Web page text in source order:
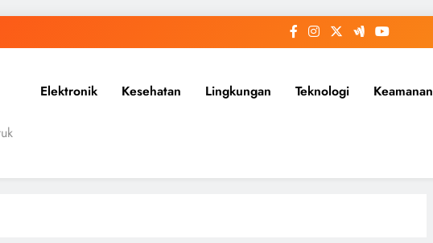
Elektronik Kesehatan Lingkungan Teknologi Keamanan